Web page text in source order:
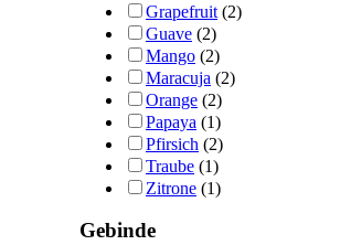
Grapefruit (2)
Guave (2)
Mango (2)
Maracuja (2)
Orange (2)
Papaya (1)
Pfirsich (2)
Traube (1)
Zitrone (1)
Gebinde